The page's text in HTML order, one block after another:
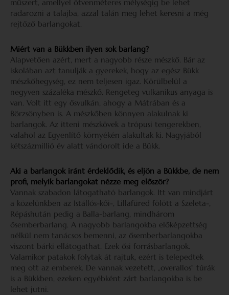
műszert, amellyel ötvenméteres mélységig be lehet
radarozni a talajba, azzal talán meg lehet keresni a még
rejtőző barlangokat.
Miért van a Bükkben ilyen sok barlang?
Alapvetően azért, mert a nagyobb része mészkő. Bár az
iskolában azt tanulják a gyerekek, hogy az egész Bükk
mészkőhegység, ez nem teljesen igaz. Körülbelül a
negyven százaléka mészkő. Rengeteg vulkanikus anyaga is
van. Volt itt egy ősvulkán, ahogy a Mátrában és a
Börzsönyben is. A mészkőben könnyen alakulnak ki
barlangok. Az itteni mészkövek a trópusi tengerekben,
valahol az Egyenlítő környékén alakultak ki. Nagyjából
kétszázmillió év alatt vándorolt ide a Bükk.
Aki a barlangok iránt érdeklődik, és eljön a Bükkbe, de nem
profi, melyik barlangokat nézze meg először?
Vannak szabadon látogatható barlangok. Itt van mindjárt
a közelünkben az Istállós-kői-, Lillafüred fölött a Szeleta-,
Répáshután pedig a Balla-barlang, mindhárom
ősemberbarlang. A nagyobb barlangokba előképzettség
nélkül nem tanácsos bemenni, az ősemberbarlangokba
viszont bárki ellátogathat. Ezek ősi forrásbarlangok.
Valamikor patakok folytak át rajtuk, ezért is telepedtek
meg ott az emberek. De vannak vezetett, „overallos” túrák
is a Bükkben, ezeken egyébként zárt barlangokba is be
lehet jutni.